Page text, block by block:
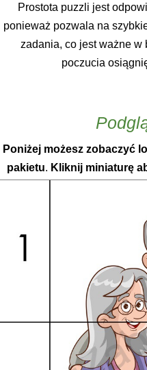
Prostota puzzli jest
ponieważ pozwala na
zadania, co jest ważne
poczucia
Poniżej możesz zobaczyć
pakietu. Kliknij miniaturę